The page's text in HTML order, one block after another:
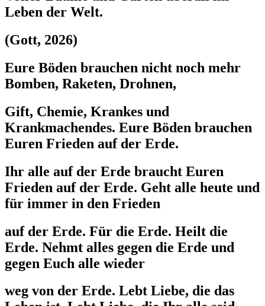
Leben der Welt.
(Gott, 2026)
Eure Böden brauchen nicht noch mehr
Bomben, Raketen, Drohnen,
Gift, Chemie, Krankes und
Krankmachendes. Eure Böden brauchen
Euren Frieden auf der Erde.
Ihr alle auf der Erde braucht Euren
Frieden auf der Erde. Geht alle heute und
für immer in den Frieden
auf der Erde. Für die Erde. Heilt die
Erde. Nehmt alles gegen die Erde und
gegen Euch alle wieder
weg von der Erde. Lebt Liebe, die das